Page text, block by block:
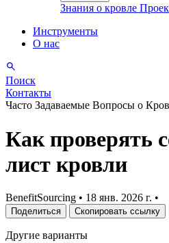
Знания о кровле
Инструменты
О нас
Поиск
Контакты
Часто Задаваемые Вопросы о
Как проверять
лист кровли
BenefitSourcing • 18 янв. 2026 г. •
Поделиться Скопировать ссылку
Другие варианты